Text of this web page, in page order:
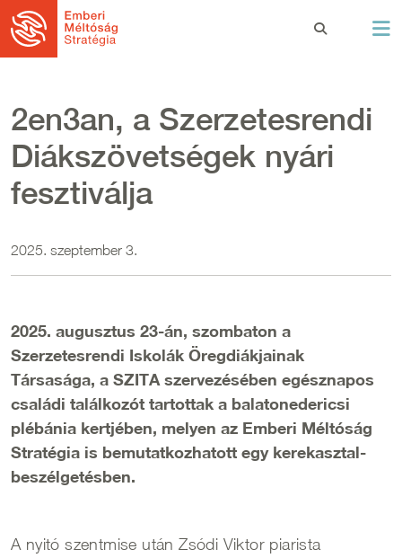
Ugrás a tartalomra
2en3an, a Szerzetesrendi
Diákszövetségek nyári
fesztiválja
2025. szeptember 3.
2025. augusztus 23-án, szombaton a
Szerzetesrendi Iskolák Öregdiákjainak
Társasága, a SZITA szervezésében egésznapos
családi találkozót tartottak a balatonedericsi
plébánia kertjében, melyen az Emberi Méltóság
Stratégia is bemutatkozhatott egy kerekasztal-
beszélgetésben.
A nyitó szentmise után Zsódi Viktor piarista